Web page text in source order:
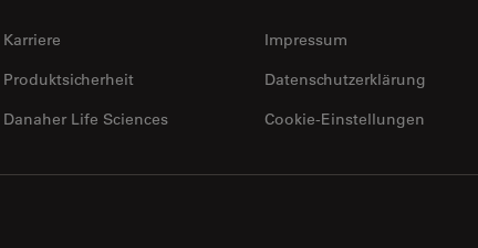
Karriere
Produktsicherheit
Danaher Life Sciences
Impressum
Datenschutzerklärung
Cookie-Einstellungen